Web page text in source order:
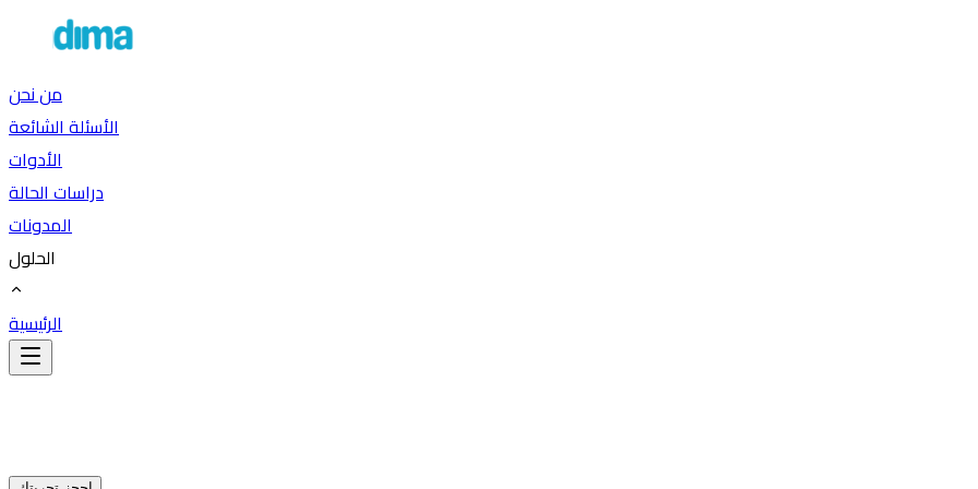
من نحن
الأسئلة الشائعة
الأدوات
دراسات الحالة
المدونات
الحلول
الرئيسية